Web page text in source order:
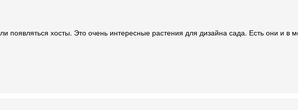
появляться хосты. Это очень интересные растения для дизайна сада. Есть они и в